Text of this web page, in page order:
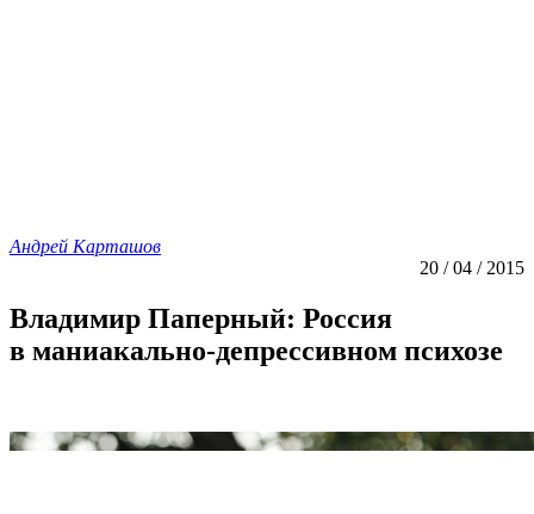
Андрей Карташов
20 / 04 / 2015
Владимир Паперный: Россия
в маниакально-депрессивном психозе